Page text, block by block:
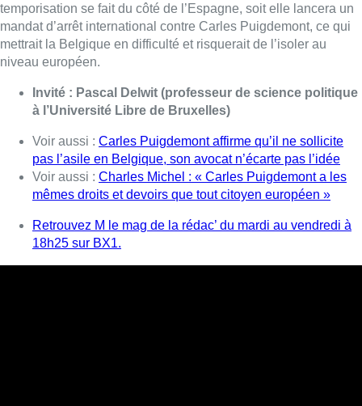
Retrouvez M le mag de la rédac’ du mardi au vendredi à
18h25 sur BX1.